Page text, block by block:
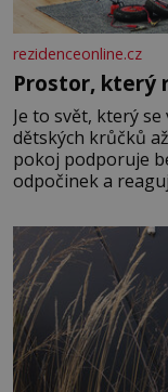
rezidenceonline.cz
Prostor, který
Je to svět, který
dětských krůčků
pokoj podporuje
odpočinek a
měkkost a
především klidně a